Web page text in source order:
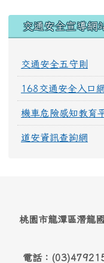
交通安全宣導網
交通安全五守則
168交通安全入口網
機車危險感知教育
道安資訊查詢網
桃園市龍潭區潛龍
電話：